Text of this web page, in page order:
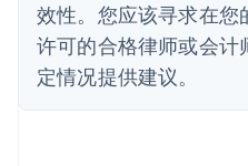
效性。您应该寻求在您
许可的合格律师或会
定情况提供建议。
芬兰
English Svenska
荷兰